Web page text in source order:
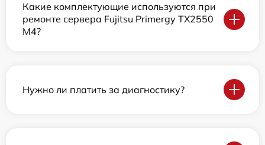
Какие комплектующие используются при
ремонте сервера Fujitsu Primergy TX2550
M4?
Нужно ли платить за диагностику?